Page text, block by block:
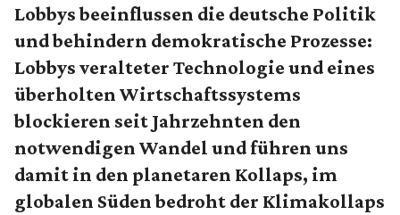
Lobbys beeinflussen die deutsche Politik
und behindern demokratische Prozesse:
Lobbys veralteter Technologie und eines
überholten Wirtschaftssystems
blockieren seit Jahrzehnten den
notwendigen Wandel und führen uns
damit in den planetaren Kollaps, im
globalen Süden bedroht der Klimakollaps